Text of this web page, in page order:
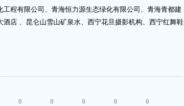
程有限公司、青海恒力源生态绿化有限公司、青海青都建
店 、昆仑山雪山矿泉水、西宁花旦摄影机构、西宁红舞鞋
0 0 0 0 0